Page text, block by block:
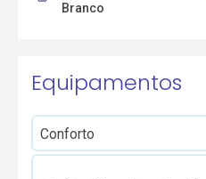
Branco
Equipamentos